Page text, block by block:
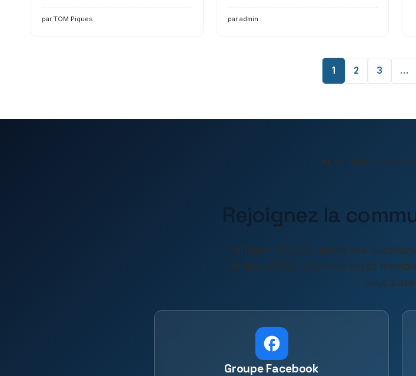
par TOM Piques par admin
1 2 3 …
REJOINDRE LE
Rejoignez la
Partagez vos vols, posez vos
et des sorties. Que vous soyez
vous
Groupe Facebook